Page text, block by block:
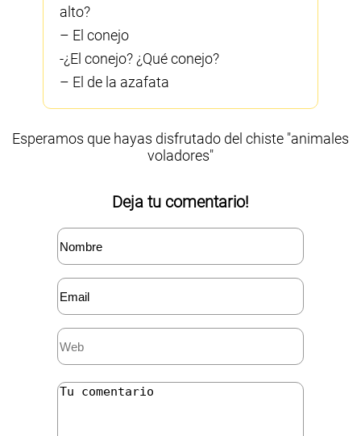
alto?
– El conejo
-¿El conejo? ¿Qué conejo?
– El de la azafata
Esperamos que hayas disfrutado del chiste "animales
voladores"
Deja tu comentario!